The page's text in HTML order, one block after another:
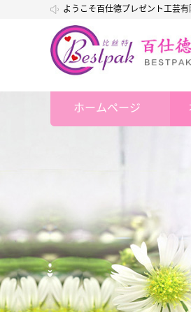
ようこそ百仕德プレゼント工芸有
ホームページ